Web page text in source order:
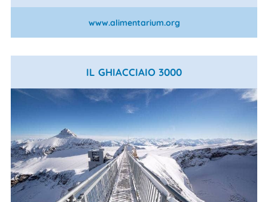
www.alimentarium.org
IL GHIACCIAIO 3000